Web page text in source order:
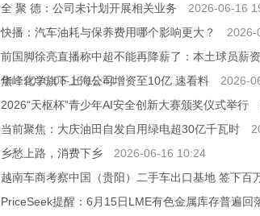
全 聚 德：公司未计划开展相关业务
2026-06-16
快播：汽车油耗与保养费用哪个影响更大？
2026-
前国脚徐亮直播称中超不能再降薪了：本土球员薪
焦
2026-06-16 15:44
华峰化学旗下上海公司增资至10亿 速看料
2026-
2026“天枢杯”青少年AI安全创新大赛颁奖仪式举行
当前聚焦：大庆油田自发自用绿电超30亿千瓦时
乡愁上路，消费下乡
2026-06-16 10:24
越南车商考察中国（贵阳）二手车出口基地 签下百
PriceSeek提醒：6月15日LME有色金属库存普遍回